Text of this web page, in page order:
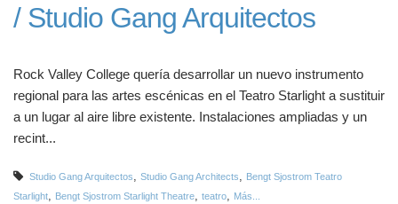
/ Studio Gang Arquitectos
Rock Valley College quería desarrollar un nuevo instrumento
regional para las artes escénicas en el Teatro Starlight a sustituir
a un lugar al aire libre existente. Instalaciones ampliadas y un
recint...
Studio Gang Arquitectos, Studio Gang Architects, Bengt Sjostrom Teatro
Starlight, Bengt Sjostrom Starlight Theatre, teatro, Más...